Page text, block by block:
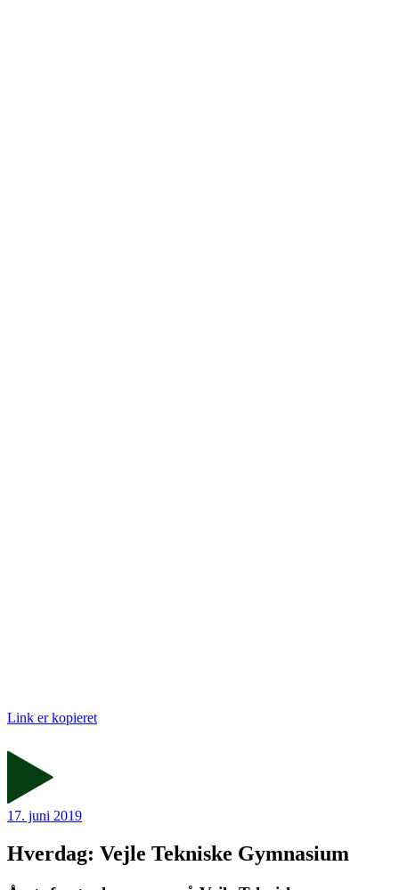
Link er kopieret
17. juni 2019
Hverdag: Vejle Tekniske Gymnasium